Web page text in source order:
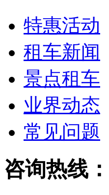
特惠活动
租车新闻
景点租车
业界动态
常见问题
咨询热线：